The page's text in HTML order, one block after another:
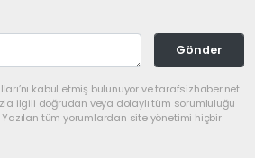
Gönder
kabul etmiş bulunuyor ve tarafsizhaber.net
ilgili doğrudan veya dolaylı tüm sorumluluğu
Yazılan tüm yorumlardan site yönetimi hiçbir